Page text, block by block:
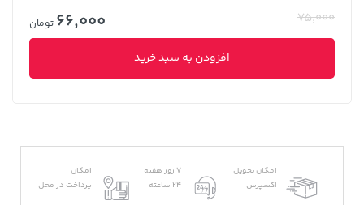
75,000
66,000 تومان
افزودن به سبد خرید
امکان تحویل
اکسپرس
7 روز هفته
24 ساعته
امکان
پرداخت در محل